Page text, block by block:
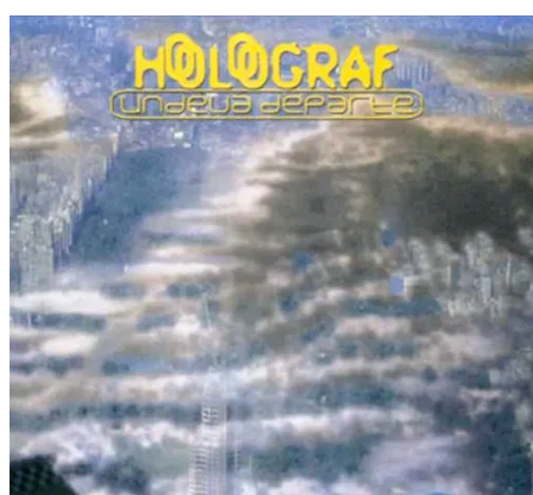
Pagina externă
Pagina externă
HHolograf
Pagina externă
Pagina externă Pagina externă
Pagina
externă
Pagina externă